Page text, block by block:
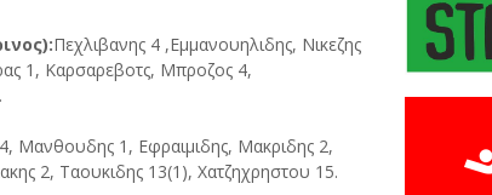
Πεχλιβανης 4 ,Εμμανουηλιδης, Νικεζης
1, Καρσαρεβοτς, Μπροζος 4,
Μανθουδης 1, Εφραιμιδης, Μακριδης 2,
2, Ταουκιδης 13(1), Χατζηχρηστου 15.